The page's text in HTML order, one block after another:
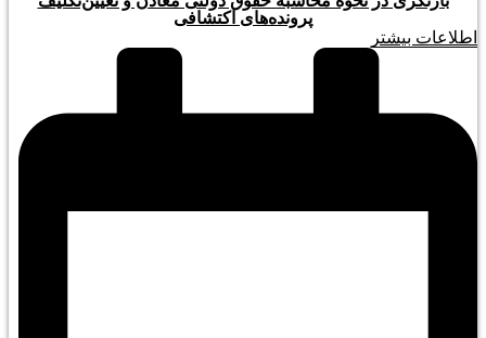
پرونده‌های اکتشافی
اطلاعات بیشتر